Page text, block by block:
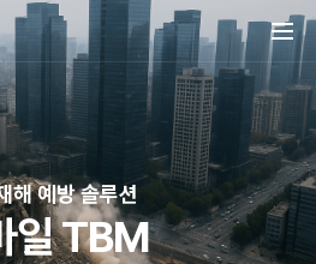
해 예방 솔루션
일 TBM